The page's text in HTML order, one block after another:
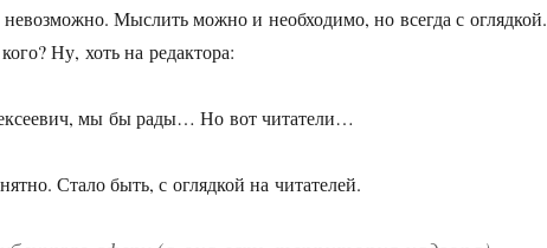
невозможно. Мыслить можно и необходимо, но всегда с оглядкой.
Ну, хоть на редактора:
мы бы рады… Но вот читатели…
Стало быть, с оглядкой на читателей.